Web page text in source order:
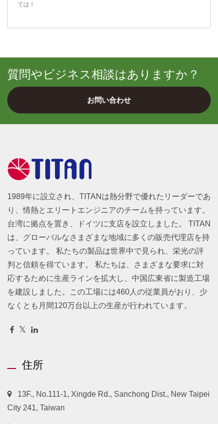
ては！
質問やビジネス相談はありますか？
お問い合わせ
1989年に設立され、TITANは熱分野で優れたリーダーであ
り、情熱とエリートエンジニアのチームを持っています。
台湾に拠点を置き、ドイツに支店を設立しました。 TITAN
は、グローバルなさまざまな地域に多くの販売代理店を持
っています。 私たちの製品は世界中で見られ、栄光の評
判と信頼を得ています。 私たちは、さまざまな要求に対
応するために生産ラインを拡大し、中国広東省に製造工場
を建設しました。この工場には460人の従業員がおり、少
なくとも月間120万台以上の生産が行われています。
住所
13F., No.111-1, Xingde Rd., Sanchong Dist., New Taipei
City 241, Taiwan